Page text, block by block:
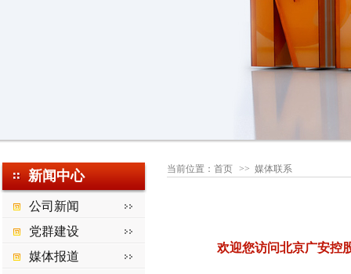
新闻中心
公司新闻
党群建设
媒体报道
当前位置： 首页 >> 媒体联系
欢迎您访问北京广安控